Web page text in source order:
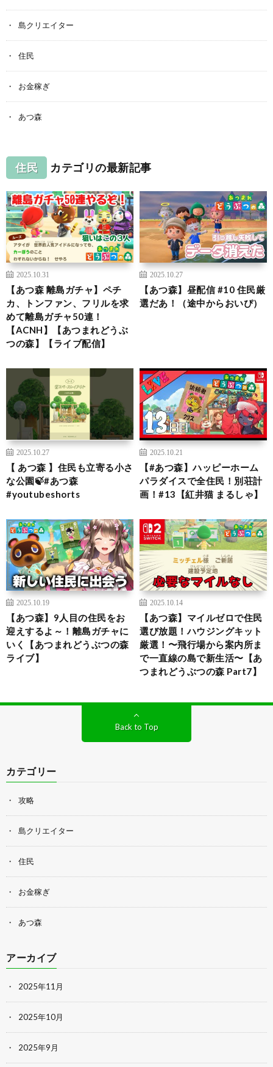
島クリエイター
住民
お金稼ぎ
あつ森
住民 カテゴリの最新記事
2025.10.31
【あつ森 離島ガチャ】ペチ
カ、トンファン、フリルを求
めて離島ガチャ50連！
【ACNH】【あつまれどうぶ
つの森】【ライブ配信】
2025.10.27
【あつ森】昼配信 #10 住民厳
選だあ！（途中からおいぴ）
2025.10.27
【 あつ森 】住民も立寄る小さ
な公園🍃#あつ森
#youtubeshorts
2025.10.21
【#あつ森】ハッピーホーム
パラダイスで全住民！別荘計
画！#13【紅井猫 まるしゃ】
2025.10.19
【あつ森】9人目の住民をお
迎えするよ～！離島ガチャに
いく【あつまれどうぶつの森
ライブ】
2025.10.14
【あつ森】マイルゼロで住民
選び放題！ハウジングキット
厳選！〜飛行場から案内所ま
で一直線の島で新生活〜【あ
つまれどうぶつの森 Part7】
Back to Top
カテゴリー
攻略
島クリエイター
住民
お金稼ぎ
あつ森
アーカイブ
2025年11月
2025年10月
2025年9月